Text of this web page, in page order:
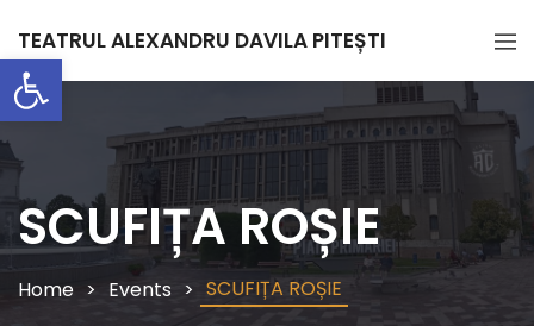
Deschide bara de unelte
TEATRUL ALEXANDRU DAVILA PITEȘTI
SCUFIȚA ROȘIE
Home Events SCUFIȚA ROȘIE